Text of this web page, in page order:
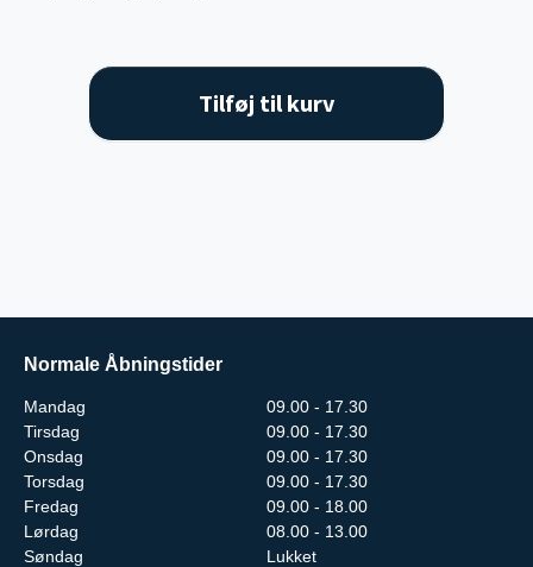
Tilføj til kurv
Normale Åbningstider
Mandag
09.00 - 17.30
Tirsdag
09.00 - 17.30
Onsdag
09.00 - 17.30
Torsdag
09.00 - 17.30
Fredag
09.00 - 18.00
Lørdag
08.00 - 13.00
Søndag
Lukket